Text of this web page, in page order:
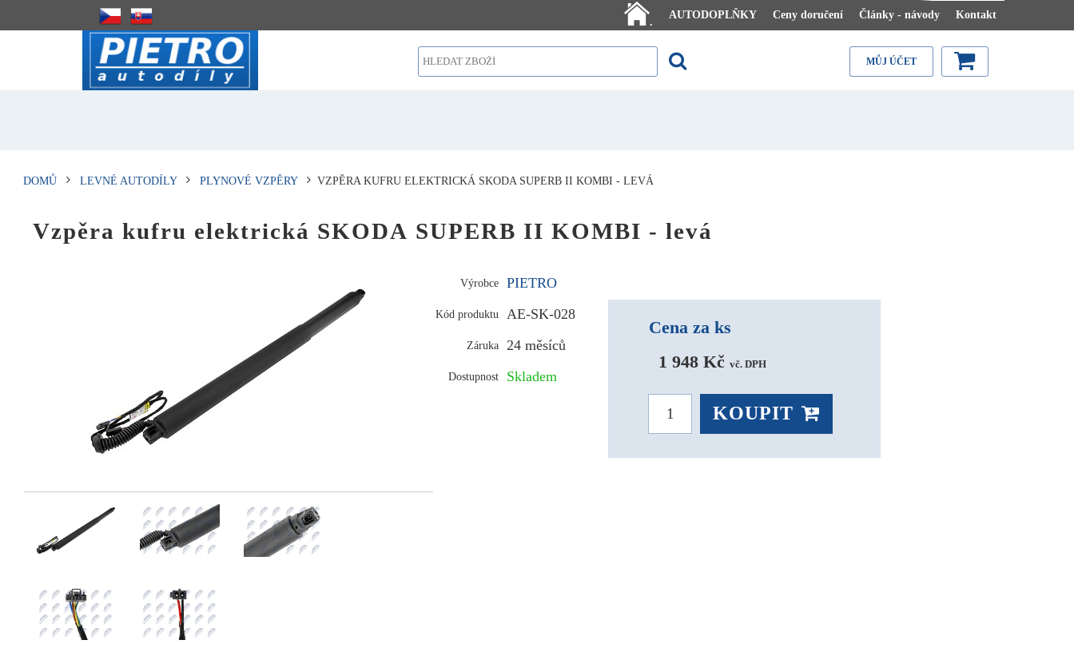
.
AUTODOPLŇKY Ceny doručení Články - návody Kontakt
MŮJ ÚČET
DOMŮ LEVNÉ AUTODÍLY PLYNOVÉ VZPĚRY VZPĚRA KUFRU ELEKTRICKÁ SKODA SUPERB II KOMBI - LEVÁ
Vzpěra kufru elektrická SKODA SUPERB II KOMBI - levá
Výrobce PIETRO
Kód produktu AE-SK-028
Záruka 24 měsíců
Dostupnost Skladem
Cena za ks
1 948 Kč vč. DPH
KOUPIT